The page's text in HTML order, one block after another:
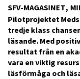
SFV-MAGASINET
Pilotprojektet
tredje klass
läsande. Med
resultat från en
vara en viktig
läsförmåga och